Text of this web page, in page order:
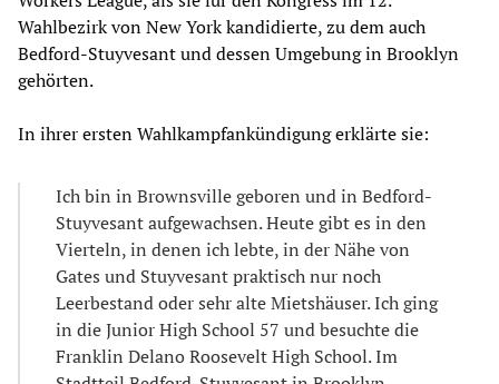
Wahlbezirk von New York kandidierte, zu dem auch
Bedford-Stuyvesant und dessen Umgebung in Brooklyn
gehörten.
In ihrer ersten Wahlkampfankündigung erklärte sie:
Ich bin in Brownsville geboren und in Bedford-
Stuyvesant aufgewachsen. Heute gibt es in den
Vierteln, in denen ich lebte, in der Nähe von
Gates und Stuyvesant praktisch nur noch
Leerbestand oder sehr alte Mietshäuser. Ich ging
in die Junior High School 57 und besuchte die
Franklin Delano Roosevelt High School. Im